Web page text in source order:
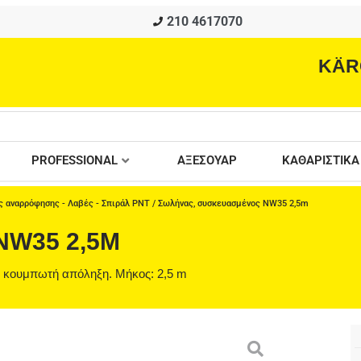
210 4617070
PROFESSIONAL ΑΞΕΣΟΥΑΡ ΚΑΘΑΡΙΣΤΙΚΑ
αναρρόφησης - Λαβές - Σπιράλ PNT / Σωλήνας, συσκευασμένος NW35 2,5m
2,5M
κουμπωτή απόληξη. Μήκος: 2,5 m